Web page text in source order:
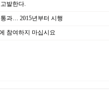
발한다.
과… 2015년부터 시행
참여하지 마십시요